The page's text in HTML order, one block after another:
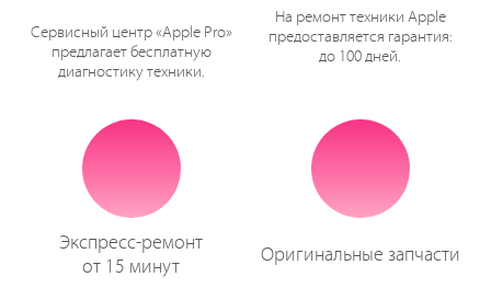
Сервисный центр «Apple Pro»
предлагает бесплатную
диагностику техники.
На ремонт техники Apple
предоставляется гарантия:
до 100 дней.
Экспресс-ремонт
от 15 минут
Оригинальные запчасти